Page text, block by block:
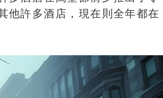
他許多酒店，現在則全年都在